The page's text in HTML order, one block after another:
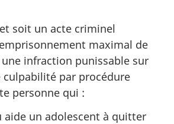
soit un acte criminel
maximal de
infraction punissable sur
culpabilité par procédure
personne qui :
aide un adolescent à quitter